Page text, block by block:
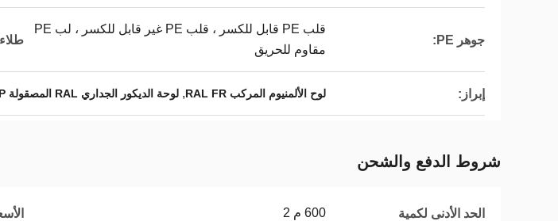
جوهر PE:
قلب PE قابل للكسر ، قلب PE غير قابل للكسر ، لب PE
مقاوم للحريق
إبراز: لوح الألمنيوم المركب RAL FR , لوحة الديكور الجداري RAL المصقولة ACP
شروط الدفع والشحن
الحد الأدنى لكمية 600 م 2